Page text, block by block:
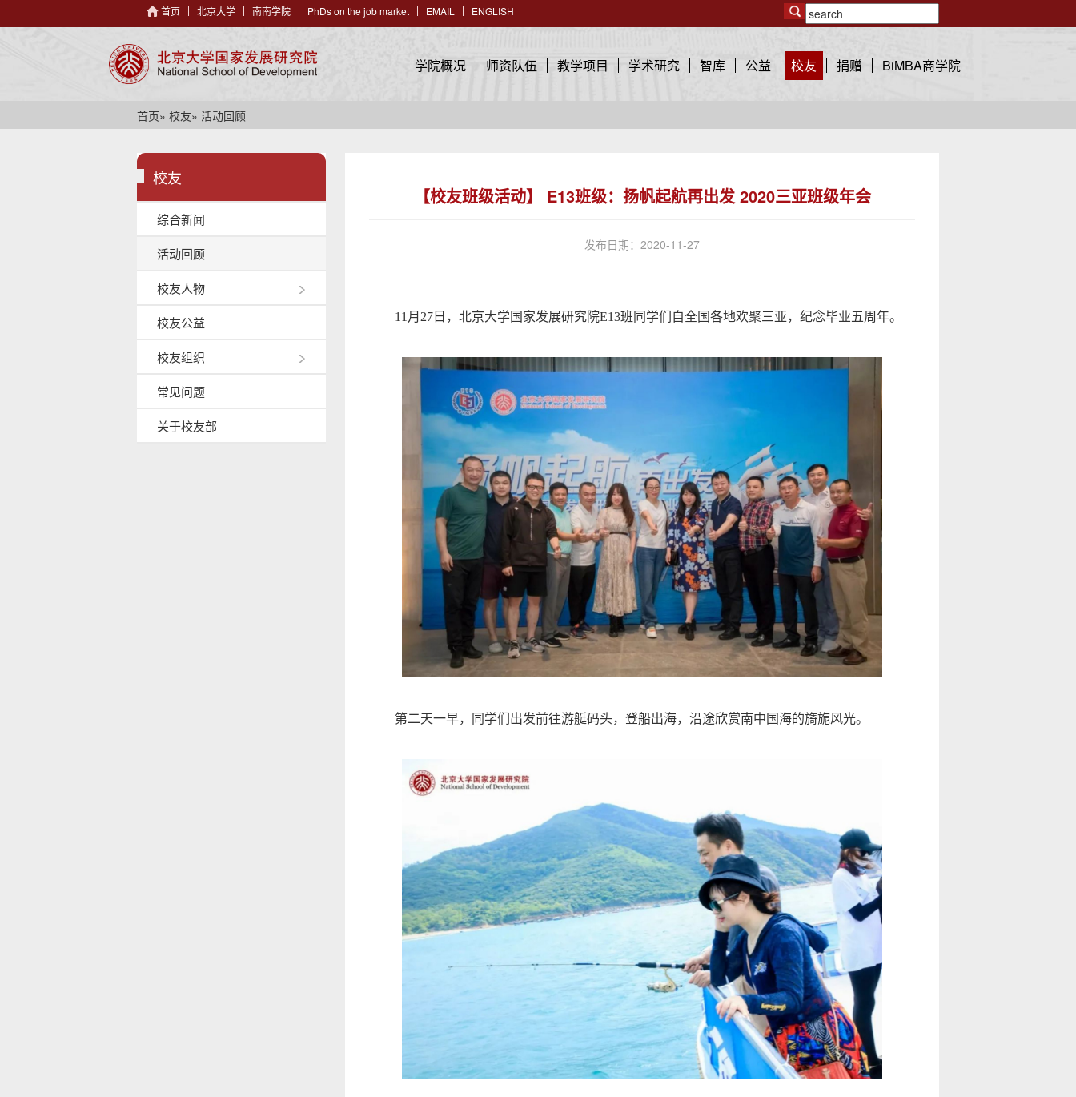
首页 北京大学 南南学院 PhDs on the job market EMAIL ENGLISH
学院概况 师资队伍 教学项目 学术研究 智库 公益 校友 捐赠 BiMBA商学院
首页» 校友» 活动回顾
校友
综合新闻
活动回顾
校友人物
校友公益
校友组织
常见问题
关于校友部
【校友班级活动】 E13班级：扬帆起航再出发 2020三亚班级年会
发布日期：2020-11-27
​11 月 27 日，北京大学国家发展研究院E13班同学们自全国各地欢聚三亚，纪念毕业五周年。
第二天一早，同学们出发前往游艇码头，登船出海，沿途欣赏南中国海的旖旎风光。